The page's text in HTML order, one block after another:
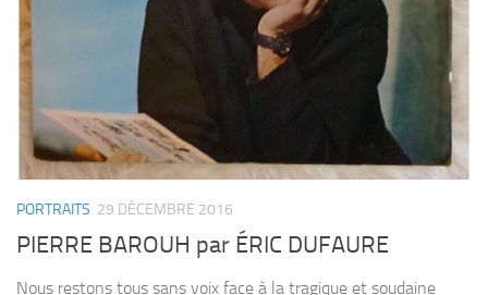
PORTRAITS 29 DÉCEMBRE 2016
PIERRE BAROUH par ÉRIC DUFAURE
Nous restons tous sans voix face à la tragique et soudaine